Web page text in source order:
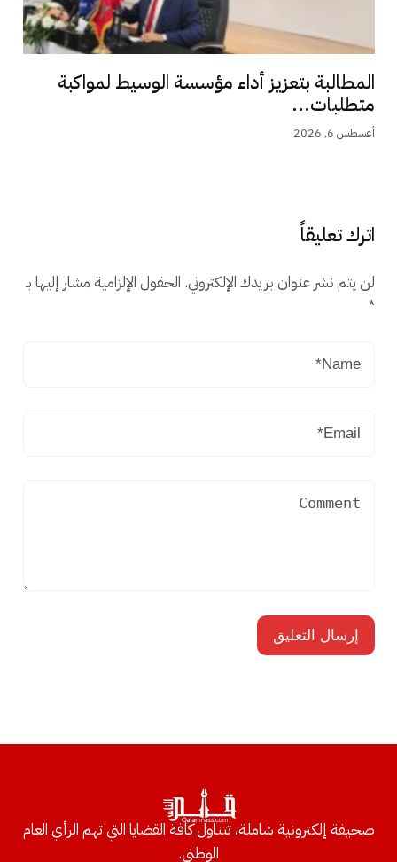
المطالبة بتعزيز أداء مؤسسة الوسيط لمواكبة
متطلبات...
أغسطس 6, 2026
اترك تعليقاً
لن يتم نشر عنوان بريدك الإلكتروني. الحقول الإلزامية مشار إليها بـ
*
صحيفة إلكترونية شاملة، تتناول كافة القضايا التي تهم الرأي العام
الوطني.